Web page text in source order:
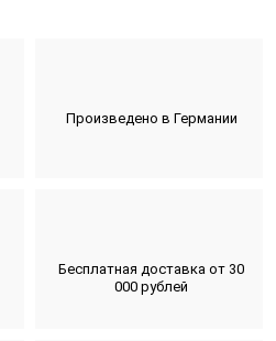
Произведено в Германии
Бесплатная доставка от 30
000 рублей